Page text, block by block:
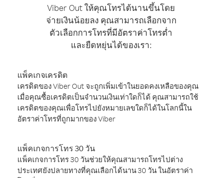
Viber Out ให้คุณโทรได้นานขึ้นโดย
จ่ายเงินน้อยลง คุณสามารถเลือกจาก
ตัวเลือกการโทรที่มีอัตราค่าโทรต่ำ
และยืดหยุ่นได้ของเรา:
แพ็คเกจเครดิต
เครดิตของ Viber Out จะถูกเพิ่มเข้าในยอดคงเหลือของคุณ
เมื่อคุณซื้อเครดิตเป็นจำนวนเงินเท่าใดก็ได้ คุณสามารถใช้
เครดิตของคุณเพื่อโทรไปยังหมายเลขใดก็ได้ในโลกนี้ใน
อัตราค่าโทรที่ถูกมากของ Viber
แพ็คเกจการโทร 30 วัน
แพ็คเกจการโทร 30 วันช่วยให้คุณสามารถโทรไปต่าง
ประเทศยังปลายทางที่คุณเลือกได้นาน 30 วัน ในอัตราค่า